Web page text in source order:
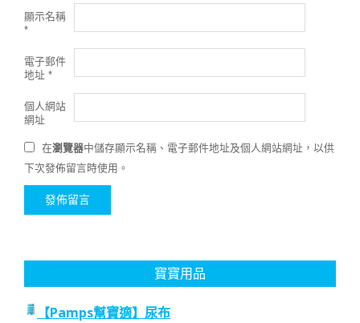
顯示名稱
*
電子郵件
地址 *
個人網站
網址
在瀏覽器中儲存顯示名稱、電子郵件地址及個人網站網址，以供
下次發佈留言時使用。
寶寶用品
【Pamps幫寶適】尿布